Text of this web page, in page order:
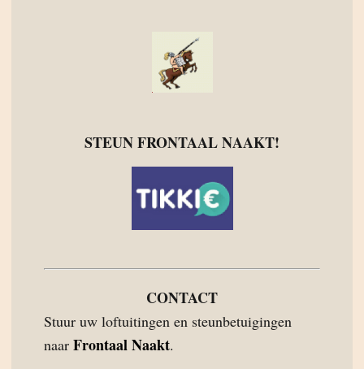
STEUN FRONTAAL NAAKT!
CONTACT
Stuur uw loftuitingen en steunbetuigingen
naar Frontaal Naakt.